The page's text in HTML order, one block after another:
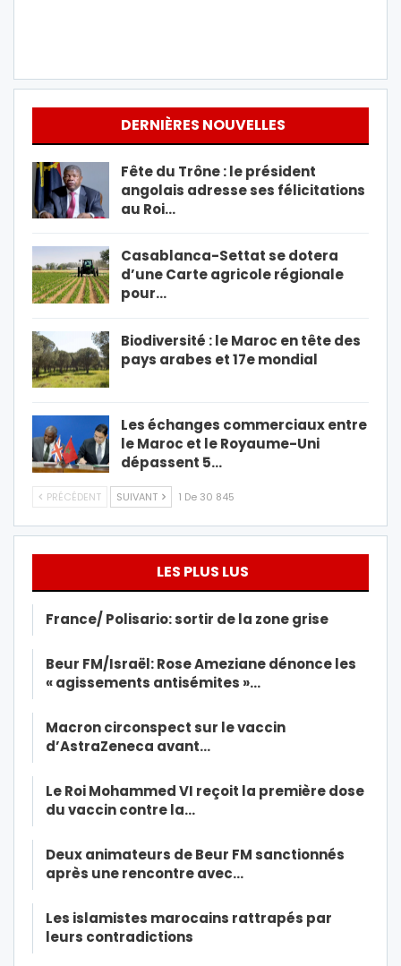
DERNIÈRES NOUVELLES
Fête du Trône : le président
angolais adresse ses félicitations
au Roi…
Casablanca-Settat se dotera
d’une Carte agricole régionale
pour…
Biodiversité : le Maroc en tête des
pays arabes et 17e mondial
Les échanges commerciaux entre
le Maroc et le Royaume-Uni
dépassent 5…
PRÉCÉDENT SUIVANT 1 De 30 845
LES PLUS LUS
France/ Polisario: sortir de la zone grise
Beur FM/Israël: Rose Ameziane dénonce les
« agissements antisémites »…
Macron circonspect sur le vaccin
d’AstraZeneca avant…
Le Roi Mohammed VI reçoit la première dose
du vaccin contre la…
Deux animateurs de Beur FM sanctionnés
après une rencontre avec…
Les islamistes marocains rattrapés par
leurs contradictions